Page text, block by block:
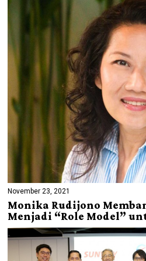
November 23, 2021
Monika Rudijono
Menjadi “Role Model”